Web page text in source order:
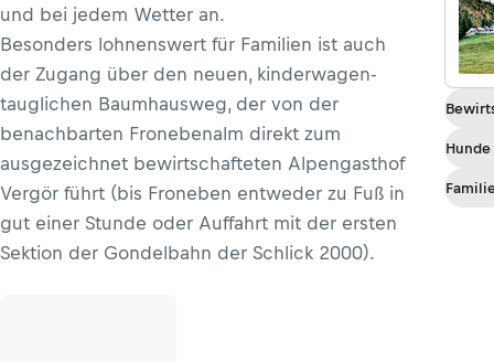
und bei jedem Wetter an.
Besonders lohnenswert für Familien ist auch
der Zugang über den neuen, kinderwagen-
tauglichen Baumhausweg, der von der
benachbarten Fronebenalm direkt zum
ausgezeichnet bewirtschafteten Alpengasthof
Vergör führt (bis Froneben entweder zu Fuß in
gut einer Stunde oder Auffahrt mit der ersten
Sektion der Gondelbahn der Schlick 2000).